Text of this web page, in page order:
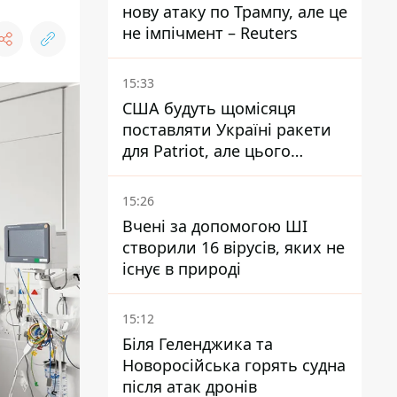
нову атаку по Трампу, але це
не імпічмент – Reuters
15:33
США будуть щомісяця
поставляти Україні ракети
для Patriot, але цього
недостатньо - Зеленський
15:26
Вчені за допомогою ШІ
створили 16 вірусів, яких не
існує в природі
15:12
Біля Геленджика та
Новоросійська горять судна
після атак дронів